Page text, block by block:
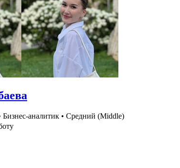
Бизнес-аналитик • Средний (Middle)